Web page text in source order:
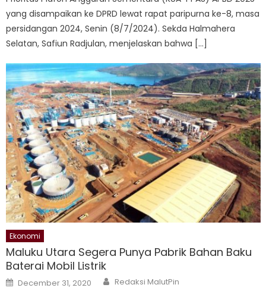
yang disampaikan ke DPRD lewat rapat paripurna ke-8, masa
persidangan 2024, Senin (8/7/2024). Sekda Halmahera
Selatan, Safiun Radjulan, menjelaskan bahwa […]
Ekonomi
Maluku Utara Segera Punya Pabrik Bahan Baku
Baterai Mobil Listrik
Posted
on
December 31, 2020 Author
Redaksi MalutPin